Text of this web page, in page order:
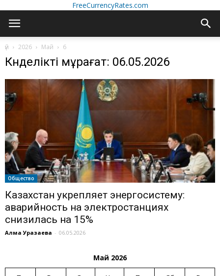
FreeCurrencyRates.com
үй 2026 Май 6
Күнделікті мұрағат: 06.05.2026
Общество
Казахстан укрепляет энергосистему:
аварийность на электростанциях
снизилась на 15%
Алма Уразаева - 06.05.2026
Май 2026